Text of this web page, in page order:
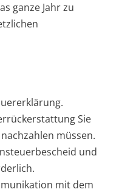
ganze Jahr zu
Sie
müssen.
und
mit dem